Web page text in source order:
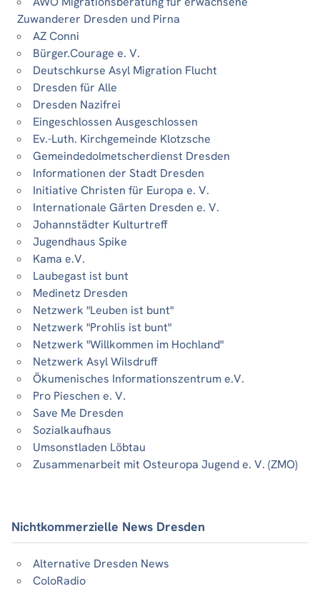
Zuwanderer Dresden und Pirna
AZ Conni
Bürger.Courage e. V.
Deutschkurse Asyl Migration Flucht
Dresden für Alle
Dresden Nazifrei
Eingeschlossen Ausgeschlossen
Ev.-Luth. Kirchgemeinde Klotzsche
Gemeindedolmetscherdienst Dresden
Informationen der Stadt Dresden
Initiative Christen für Europa e. V.
Internationale Gärten Dresden e. V.
Johannstädter Kulturtreff
Jugendhaus Spike
Kama e.V.
Laubegast ist bunt
Medinetz Dresden
Netzwerk "Leuben ist bunt"
Netzwerk "Prohlis ist bunt"
Netzwerk "Willkommen im Hochland"
Netzwerk Asyl Wilsdruff
Ökumenisches Informationszentrum e.V.
Pro Pieschen e. V.
Save Me Dresden
Sozialkaufhaus
Umsonstladen Löbtau
Zusammenarbeit mit Osteuropa Jugend e. V. (ZMO)
Nichtkommerzielle News Dresden
Alternative Dresden News
ColoRadio